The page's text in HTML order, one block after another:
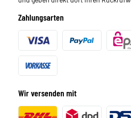
Zahlungsarten
Wir versenden mit